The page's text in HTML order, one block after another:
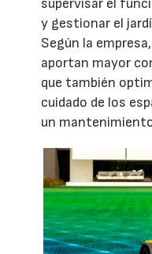
supervisar el
y gestionar el
Según la
aportan mayor
que también
cuidado de los
un